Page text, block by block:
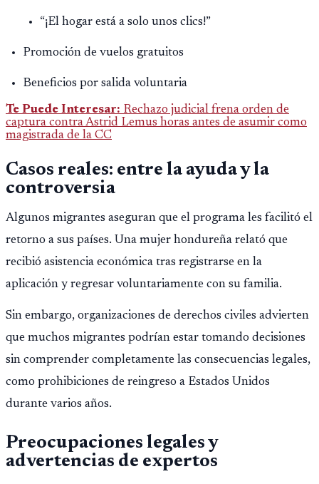
“¡El hogar está a solo unos clics!”
Promoción de vuelos gratuitos
Beneficios por salida voluntaria
Te Puede Interesar: Rechazo judicial frena orden de
captura contra Astrid Lemus horas antes de asumir como
magistrada de la CC
Casos reales: entre la ayuda y la
controversia
Algunos migrantes aseguran que el programa les facilitó el
retorno a sus países. Una mujer hondureña relató que
recibió asistencia económica tras registrarse en la
aplicación y regresar voluntariamente con su familia.
Sin embargo, organizaciones de derechos civiles advierten
que muchos migrantes podrían estar tomando decisiones
sin comprender completamente las consecuencias legales,
como prohibiciones de reingreso a Estados Unidos
durante varios años.
Preocupaciones legales y
advertencias de expertos